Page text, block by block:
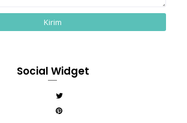
Social Widget